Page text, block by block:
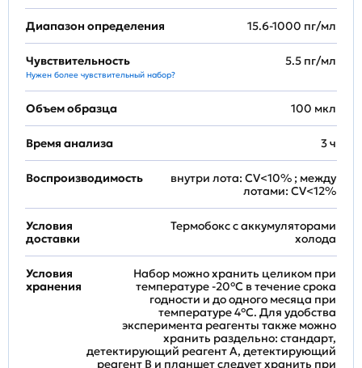
Диапазон определения 15.6-1000 пг/мл
Чувствительность
Нужен более чувствительный набор?
5.5 пг/мл
Объем образца 100 мкл
Время анализа 3 ч
Воспроизводимость
внутри лота: CV<10% ; между
лотами: CV<12%
Условия
доставки
Термобокс с аккумуляторами
холода
Условия
хранения
Набор можно хранить целиком при
температуре -20°C в течение срока
годности и до одного месяца при
температуре 4°C. Для удобства
эксперимента реагенты также можно
хранить раздельно: стандарт,
детектирующий реагент A, детектирующий
реагент B и планшет следует хранить при